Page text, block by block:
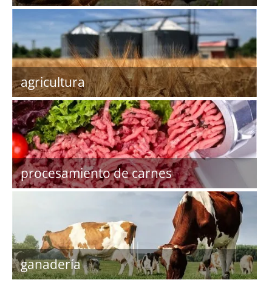
agricultura
procesamiento de carnes
ganadería